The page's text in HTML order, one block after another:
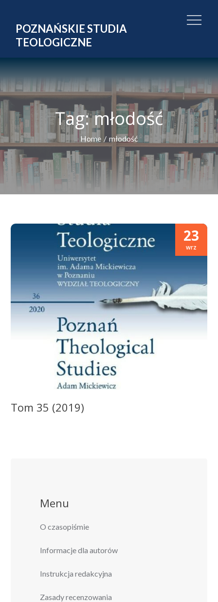
contentPOZNAŃSKIE STUDIA
TEOLOGICZNE
Tag:młodość
Home młodość
23
wrz
Tom 35 (2019)
Menu
O czasopiśmie
Informacje dla autorów
Instrukcja redakcyjna
Zasady recenzowania